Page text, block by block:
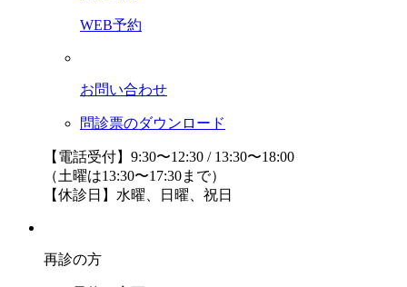
WEB予約
お問い合わせ
問診票のダウンロード
【電話受付】9:30〜12:30 / 13:30〜18:00
（土曜は13:30〜17:30まで）
【休診日】水曜、日曜、祝日
再診の方